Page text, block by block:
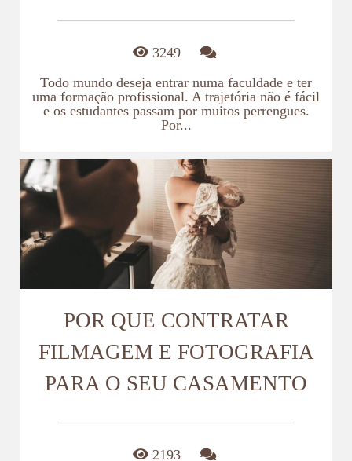
3249
Todo mundo deseja entrar numa faculdade e ter
uma formação profissional. A trajetória não é fácil
e os estudantes passam por muitos perrengues.
Por...
POR QUE CONTRATAR
FILMAGEM E FOTOGRAFIA
PARA O SEU CASAMENTO
2193